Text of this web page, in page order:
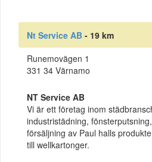
Nt Service AB - 19 km
Runemovägen 1
331 34 Värnamo
NT Service AB
Vi är ett företag inom
industristädning,
försäljning av Paul halls
till wellkartonger.